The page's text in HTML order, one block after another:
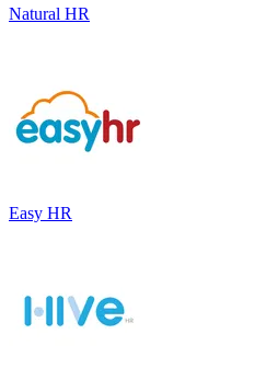
Natural HR
Easy HR